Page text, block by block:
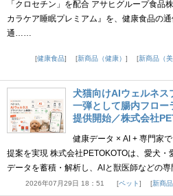
「クロセチン」を配合 アサヒグループ食品
カラケア睡眠プレミアム』を、健康食品の
通……
健康食品
新商品（健康） 新商品（美
犬猫向けAIウェルネス
一弾として腸内フロー
提供開始／株式会社
健康データ × AI + 専門家
提案を実現 株式会社PETOKOTOは、愛犬
データを蓄積・解析し、AIと獣医師などの
2026年07月29日 18：51 ペット 新商品